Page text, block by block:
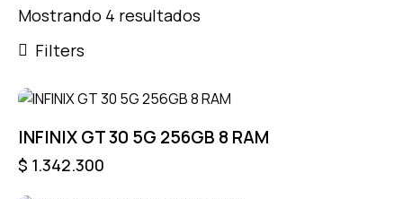
Mostrando 4 resultados
Filters
INFINIX GT 30 5G 256GB 8 RAM
$ 1.342.300